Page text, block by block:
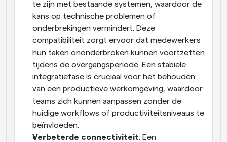
te zijn met bestaande systemen, waardoor de
kans op technische problemen of
onderbrekingen vermindert. Deze
compatibiliteit zorgt ervoor dat medewerkers
hun taken ononderbroken kunnen voortzetten
tijdens de overgangsperiode. Een stabiele
integratiefase is cruciaal voor het behouden
van een productieve werkomgeving, waardoor
teams zich kunnen aanpassen zonder de
huidige workflows of productiviteitsniveaus te
beïnvloeden.
Verbeterde connectiviteit: Een